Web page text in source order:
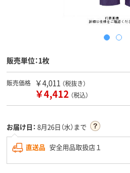
販売単位：1枚
販売価格 ￥4,011 （税抜き）
￥4,412 （税込）
お届け日： 8月26日（水）まで
直送品 安全用品取扱店１